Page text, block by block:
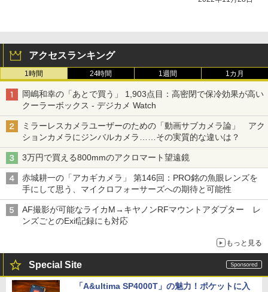
アクセスランキング
1時間 24時間 1週間 1カ月
岡嶋和幸の「あとで買う」 1,903点目：高密閉で保冷効果が高い
クーラーボックス - デジカメ Watch
ミラーレスカメラユーザーのための「動画サブカメラ論」 アク
ションカメラにジンバルカメラ……その実質的な違いは？
3万円で買える800mmのアクロマート望遠鏡
赤城耕一の「アカギカメラ」 第146回：PRO銘の魚眼レンズを
手にして思う、マイクロフォーサーズへの期待と可能性
AF撮影が可能なライカM→キヤノンRFマウントアダプター レ
ンズごとのExif記録にも対応
もっと見る
Special Site
「A&ultima SP4000T」の魅力！ポケットに入